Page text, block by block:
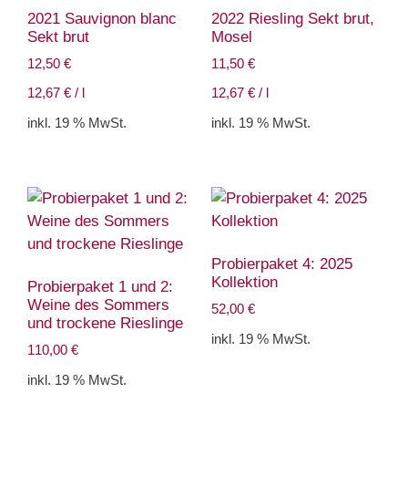
2021 Sauvignon blanc
Sekt brut
12,50 €
12,67 € /
inkl. 19 % MwSt.
2022 Riesling Sekt brut,
Mosel
11,50 €
12,67 €/
inkl. 19 % MwSt.
Probierpaket 1 und 2:
Weine des Sommers
und trockene Rieslinge
110,00 €
inkl. 19 % MwSt.
Probierpaket 4: 2025
Kollektion
52,00 €
inkl. 19 % MwSt.